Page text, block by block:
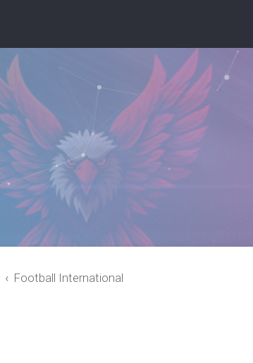
Football International